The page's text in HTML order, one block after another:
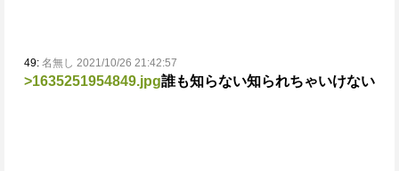
49: 名無し 2021/10/26 21:42:57
>1635251954849.jpg誰も知らない知られちゃいけない